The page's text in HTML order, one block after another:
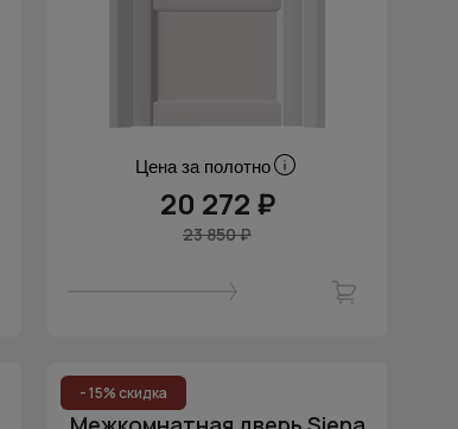
Цена за полотно
20 272 ₽
23 850 ₽
- 15% скидка